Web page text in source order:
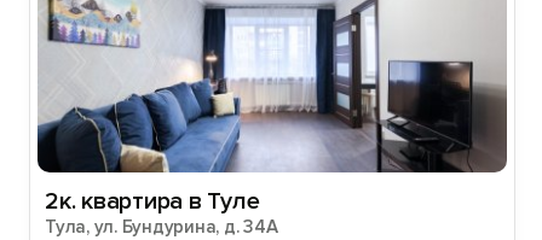
2к. квартира в Туле
Тула, ул. Бундурина, д. 34А